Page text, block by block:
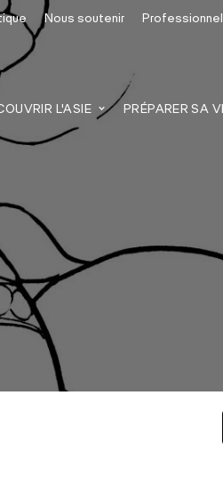
L'ASIE PRÉPARER SA
Nous soutenir